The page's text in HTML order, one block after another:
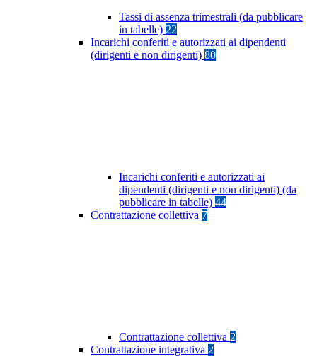
Tassi di assenza trimestrali (da pubblicare
in tabelle) 22
Incarichi conferiti e autorizzati ai dipendenti
(dirigenti e non dirigenti) 80
Incarichi conferiti e autorizzati ai
dipendenti (dirigenti e non dirigenti) (da
pubblicare in tabelle) 44
Contrattazione collettiva 7
Contrattazione collettiva 2
Contrattazione integrativa 2